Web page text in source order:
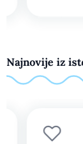
Najnovije iz